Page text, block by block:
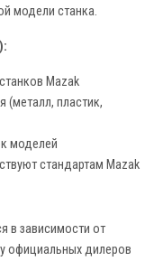
модели станка.
Mazak
(металл, пластик,
моделей
стандартам Mazak
в зависимости от
официальных дилеров